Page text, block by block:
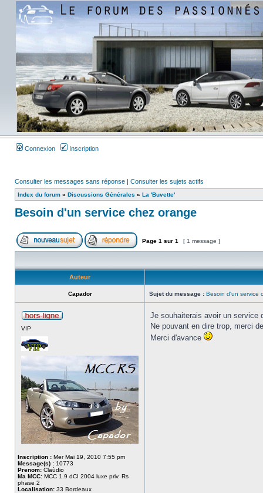
Connexion Inscription
Consulter les messages sans réponse | Consulter les sujets actifs
Index du forum » Discussions Générales » La 'Buvette'
Besoin d'un service chez orange
Page 1 sur 1 [ 1 message ]
Auteur
Capador Sujet du message : Besoin d'un service
VIP
Inscription : Mer Mai 19, 2010 7:55 pm
Message(s) : 10773
Prenom: Claùdio
Ma MCC: MCC 1.9 dCI 2004 luxe priv. Rs
phase 2
Localisation: 33 Bordeaux
Je souhaiterais avoir un service
Ne pouvant en dire trop, merci
Merci d'avance